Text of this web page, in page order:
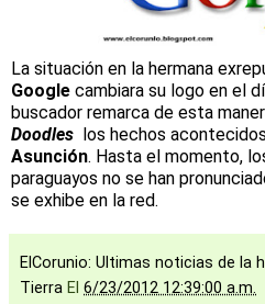
La situación en la hermana
Google cambiara su logo en el
buscador remarca de esta
Doodles los hechos
Asunción. Hasta el momento,
paraguayos no se han
se exhibe en la red.
ElCorunio: Ultimas noticias de la
Tierra El 6/23/2012 12:39:00 a.m.